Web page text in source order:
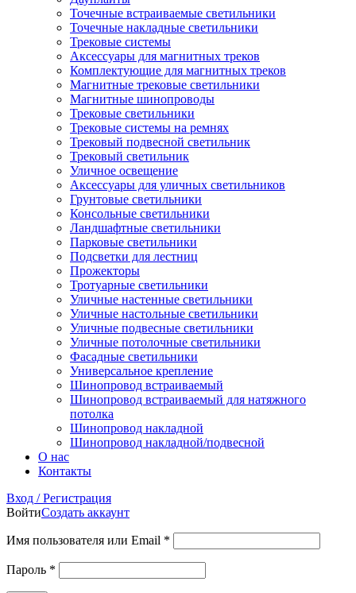
Точечные встраиваемые светильники
Точечные накладные светильники
Трековые системы
Аксессуары для магнитных треков
Комплектующие для магнитных треков
Магнитные трековые светильники
Магнитные шинопроводы
Трековые светильники
Трековые системы на ремнях
Трековый подвесной светильник
Трековый светильник
Уличное освещение
Аксессуары для уличных светильников
Грунтовые светильники
Консольные светильники
Ландшафтные светильники
Парковые светильники
Подсветки для лестниц
Прожекторы
Тротуарные светильники
Уличные настенные светильники
Уличные настольные светильники
Уличные подвесные светильники
Уличные потолочные светильники
Фасадные светильники
Универсальное крепление
Шинопровод встраиваемый
Шинопровод встраиваемый для натяжного
потолка
Шинопровод накладной
Шинопровод накладной/подвесной
О нас
Контакты
Вход / Регистрация
ВойтиСоздать аккаунт
Имя пользователя или Email *
Пароль *